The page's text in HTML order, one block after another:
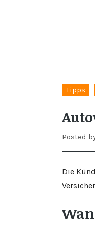
Tipps
Posted
Die